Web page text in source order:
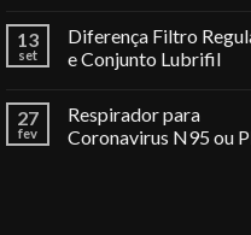
13
set
Diferença Filtro
e Conjunto Lubrifil
27
fev
Respirador para
Coronavirus N95 ou